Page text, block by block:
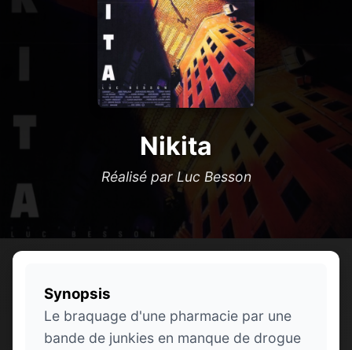
Nikita
Réalisé par Luc Besson
Synopsis
Le braquage d'une pharmacie par une
bande de junkies en manque de drogue